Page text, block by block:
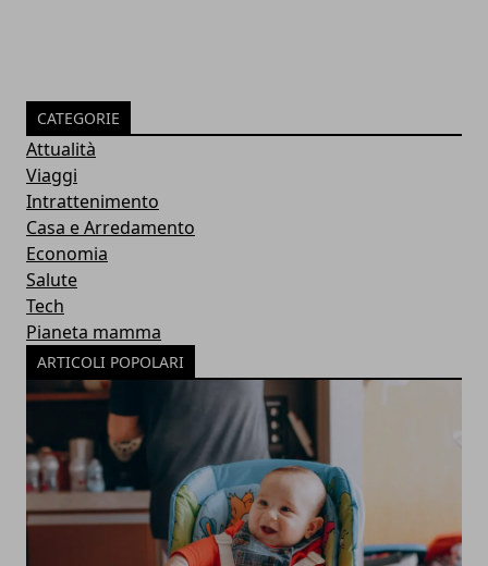
CATEGORIE
Attualità
Viaggi
Intrattenimento
Casa e Arredamento
Economia
Salute
Tech
Pianeta mamma
ARTICOLI POPOLARI